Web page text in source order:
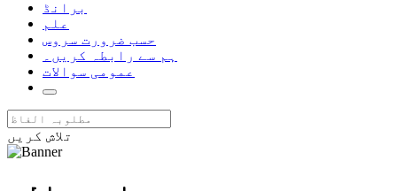
برانڈ
علم
حسب ضرورت سروس
ہم سے رابطہ کریں۔
عمومی سوالات
تلاش کریں